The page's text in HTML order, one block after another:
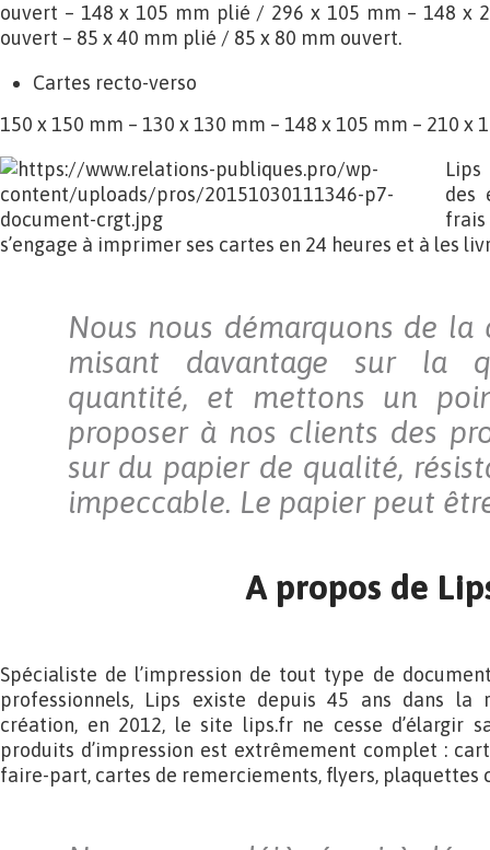
ouvert – 148 x 105 mm plié / 296 x 105 mm – 148 x
ouvert – 85 x 40 mm plié / 85 x 80 mm ouvert.
Cartes recto-verso
150 x 150 mm – 130 x 130 mm – 148 x 105 mm – 210 x
des
s’engage à imprimer ses cartes en 24 heures et à les
Nous nous démarquons de la
misant davantage sur la
quantité, et mettons un
proposer à nos clients des
sur du papier de qualité,
impeccable. Le papier peut
A propos de
Spécialiste de l’impression de tout type de
professionnels, Lips existe depuis 45 ans dans la
création, en 2012, le site lips.fr ne cesse d’élargir
produits d’impression est extrêmement complet :
faire-part, cartes de remerciements, flyers, plaquettes